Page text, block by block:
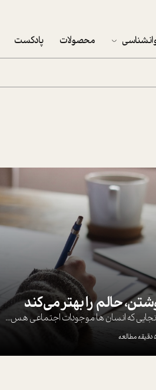
محصولات پادکست
حالم را بهتر می‌کند
که انسان ها موجودات اجتماعی هس...